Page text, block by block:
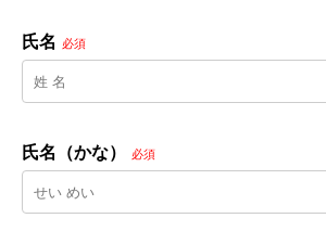
氏名 必須
氏名（かな） 必須